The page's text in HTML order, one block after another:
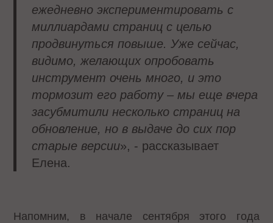
ежедневно экспериментировать с
миллиардами страниц с целью
продвинуться повыше. Уже сейчас,
видимо, желающих опробовать
инструмент очень много, и это
тормозит его работу – мы еще вчера
засубмитили несколько страниц на
обновление, но в выдаче до сих пор
старые версии», - рассказывает
Елена.
Напомним, в начале сентября этого года